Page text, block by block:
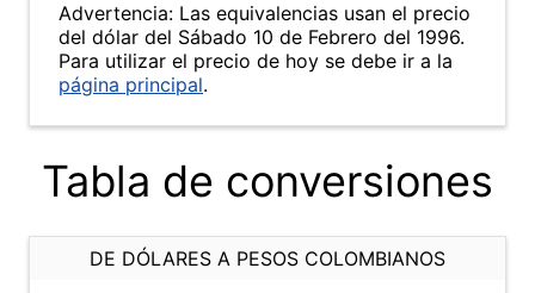
Advertencia: Las equivalencias usan el precio
del dólar del Sábado 10 de Febrero del 1996.
Para utilizar el precio de hoy se debe ir a la
página principal.
Tabla de conversiones
DE DÓLARES A PESOS COLOMBIANOS